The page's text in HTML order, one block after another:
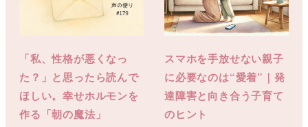
「私、性格が悪くなっ
た？」と思ったら読んで
ほしい。幸せホルモンを
作る「朝の魔法」
スマホを手放せない親子
に必要なのは“愛着”｜発
達障害と向き合う子育て
のヒント